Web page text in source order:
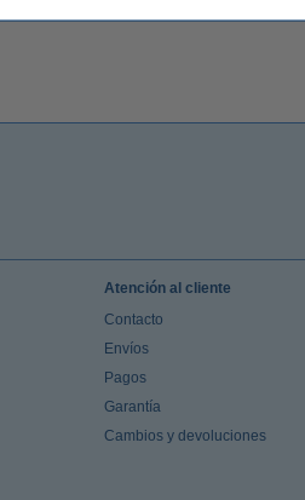
Atención al cliente
Contacto
Envíos
Pagos
Garantía
Cambios y devoluciones